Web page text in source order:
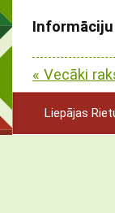
Informāciju
« Vecāki
Liepājas